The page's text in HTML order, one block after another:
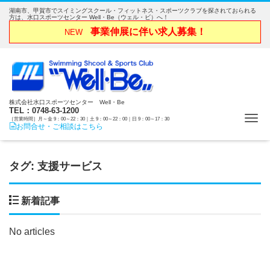
湖南市、甲賀市でスイミングスクール・フィットネス・スポーツクラブを探されておられる
方は、水口スポーツセンター Well・Be（ウェル・ビ）へ！
NEW 事業伸展に伴い求人募集！
株式会社水口スポーツセンター Well・Be
TEL：0748-63-1200
［営業時間］月～金 9：00～22：30｜土 9：00～22：00｜日 9：00～17：30
お問合せ・ご相談はこちら
タグ: 支援サービス
新着記事
No articles